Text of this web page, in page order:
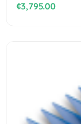
¢3,795.00